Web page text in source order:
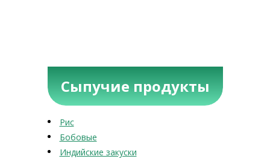
Сыпучие продукты
Рис
Бобовые
Индийские закуски